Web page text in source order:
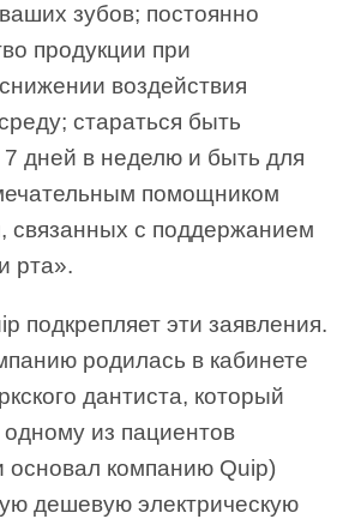
зубов; постоянно
продукции при
воздействия
стараться быть
7 дней в неделю и быть для
помощником
связанных с поддержанием
рта».
подкрепляет эти заявления.
родилась в кабинете
дантиста, который
из пациентов
основал компанию Quip)
дешевую электрическую